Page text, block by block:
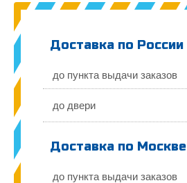
Доставка по России
до пункта выдачи заказов
до двери
Доставка по Москве
до пункта выдачи заказов